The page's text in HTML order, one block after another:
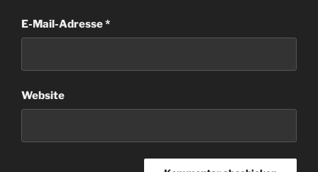
E-Mail-Adresse*
Website